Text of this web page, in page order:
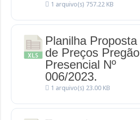
1 arquivo(s) 757.22 KB
Planilha Proposta
de Preços Pregão
Presencial Nº
006/2023.
1 arquivo(s) 23.00 KB